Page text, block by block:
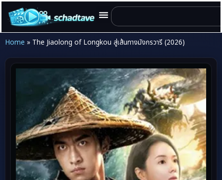
Home » The Jiaolong of Longkou สู่เส้นทางมังกรวารี (2026)